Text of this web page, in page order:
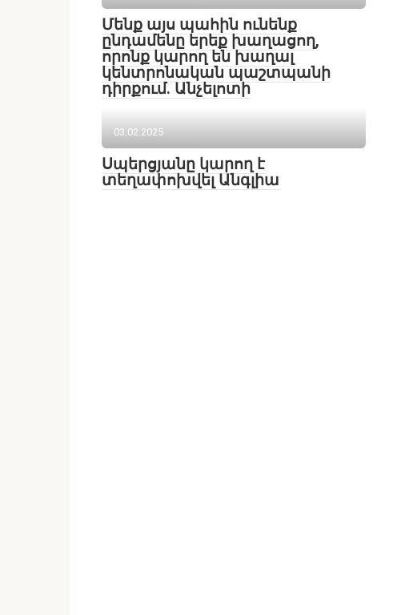
Մենք այս պահին ունենք
ընդամենը երեք խաղացող,
որոնք կարող են խաղալ
կենտրոնական պաշտպանի
դիրքում. Անչելոտի
03.02.2025
Սպերցյանը կարող է
տեղափոխվել Անգլիա